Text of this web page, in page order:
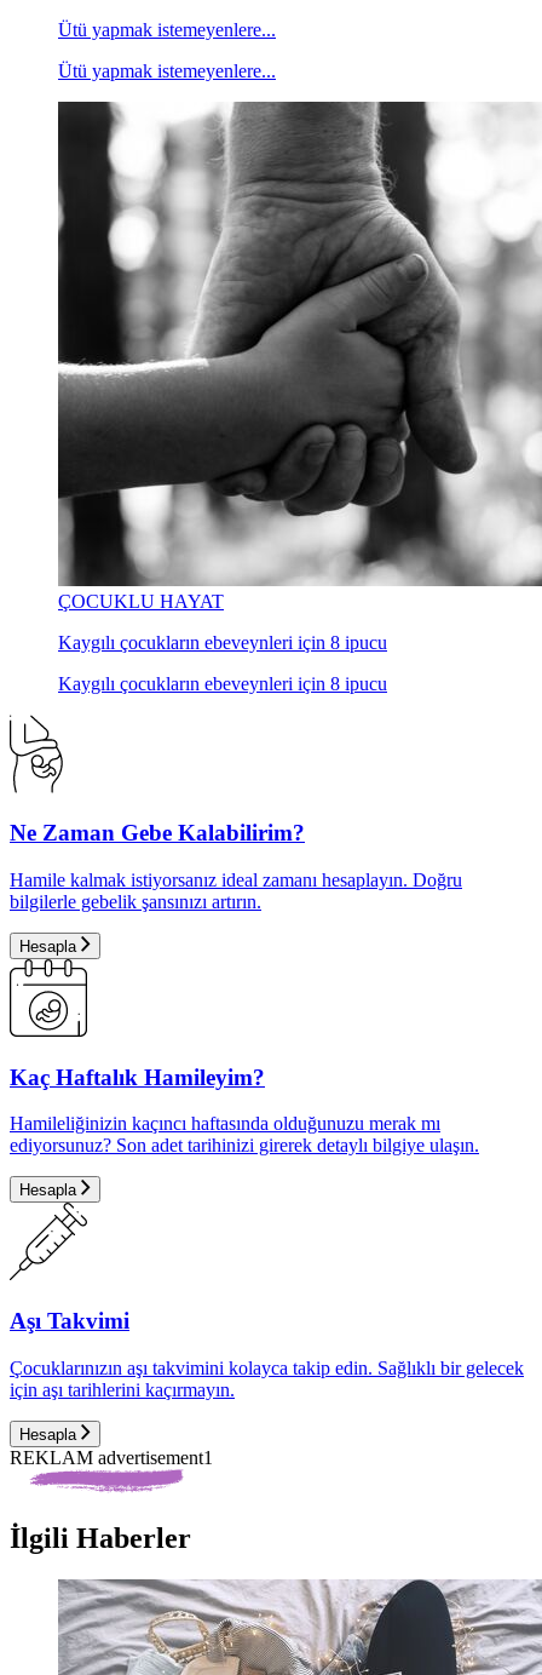
Ütü yapmak istemeyenlere...
Ütü yapmak istemeyenlere...
ÇOCUKLU HAYAT
Kaygılı çocukların ebeveynleri için 8 ipucu
Kaygılı çocukların ebeveynleri için 8 ipucu
Ne Zaman Gebe Kalabilirim?
Hamile kalmak istiyorsanız ideal zamanı hesaplayın. Doğru
bilgilerle gebelik şansınızı artırın.
Hesapla
Kaç Haftalık Hamileyim?
Hamileliğinizin kaçıncı haftasında olduğunuzu merak mı
ediyorsunuz? Son adet tarihinizi girerek detaylı bilgiye ulaşın.
Hesapla
Aşı Takvimi
Çocuklarınızın aşı takvimini kolayca takip edin. Sağlıklı bir gelecek
için aşı tarihlerini kaçırmayın.
Hesapla
REKLAM advertisement1
İlgili Haberler